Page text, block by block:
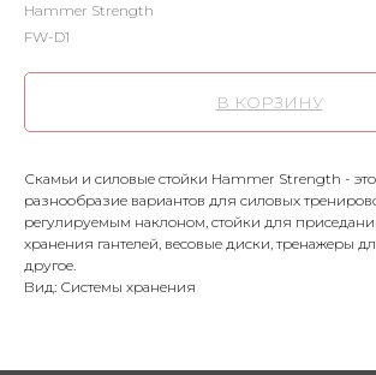
Hammer Strength
FW-D1
В КОРЗИНУ
Скамьи и cиловые стойки Hammer Strength -
разнообразие вариантов для силовых
регулируемым наклоном, стойки для
хранения гантелей, весовые диски, тренажеры
другое.
Вид: Системы хранения